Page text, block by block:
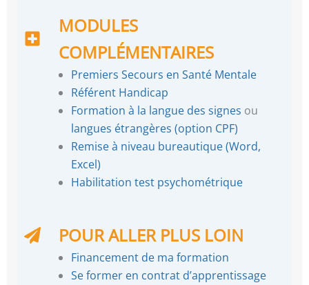
MODULES
COMPLÉMENTAIRES
Premiers Secours en Santé Mentale
Référent Handicap
Formation à la langue des signes ou
langues étrangères (option CPF)
Remise à niveau bureautique (Word,
Excel)
Habilitation test psychométrique
POUR ALLER PLUS LOIN
Financement de ma formation
Se former en contrat d’apprentissage